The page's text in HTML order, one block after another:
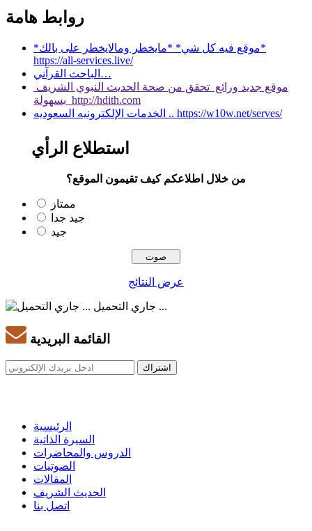
روابط هامة
*موقع فيه كل شي* *مايخطر ومالايخطر على بالك*
https://all-services.live/
الباحث القرآني…
موقع جديد ورائع تحقق من صحة الحديث النبوي الشريف
بسهولة http://hdith.com
الخدمات الإلكترونيه السعوديه .. https://w10w.net/serves/
استطلاع الرأي
من خلال اطلاعكم كيف تقيمون الموقع؟
ممتاز
جيد جدا
جيد
عرض النتائج
جاري التحميل ...
القائمة البريدية
الرئيسية
السيرة الذاتية
الدروس والمحاضرات
الصوتيات
المقالات
الحديث الشريف
اتصل بنا